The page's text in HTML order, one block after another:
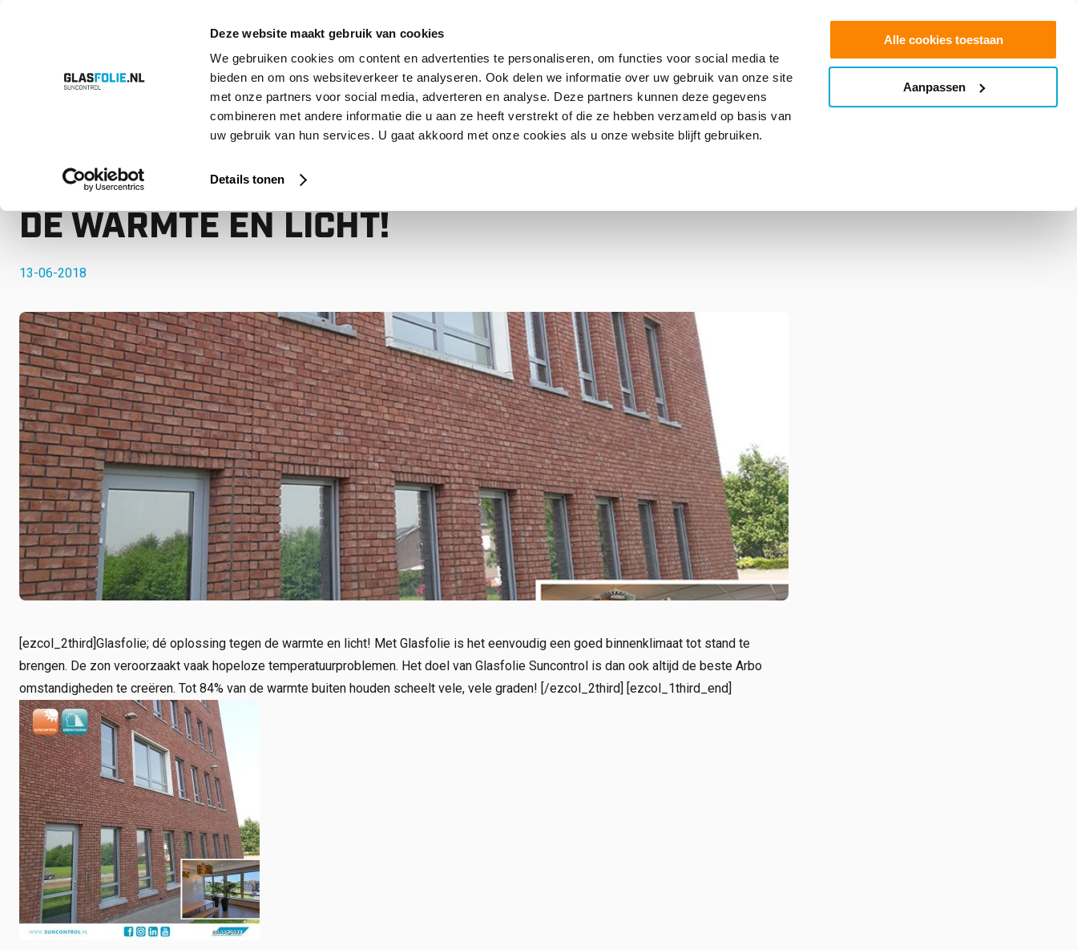
Deze website maakt gebruik van cookies
We gebruiken cookies om content en advertenties te personaliseren, om functies voor social media te
bieden en om ons websiteverkeer te analyseren. Ook delen we informatie over uw gebruik van onze site
met onze partners voor social media, adverteren en analyse. Deze partners kunnen deze gegevens
combineren met andere informatie die u aan ze heeft verstrekt of die ze hebben verzameld op basis van
uw gebruik van hun services. U gaat akkoord met onze cookies als u onze website blijft gebruiken.
Details tonen
Alle cookies toestaan
Aanpassen
Offerte aanvragen
Overslaan
ProductenOplossingen ProjectenReferentiesOver ons ContactFAQ info@glasfolie.nl
GLASFOLIE; DE OPLOSSING TEGEN
DE WARMTE EN LICHT!
13-06-2018
[ezcol_2third]Glasfolie; dé oplossing tegen de warmte en licht! Met Glasfolie is het eenvoudig een goed binnenklimaat tot stand te
brengen. De zon veroorzaakt vaak hopeloze temperatuurproblemen. Het doel van Glasfolie Suncontrol is dan ook altijd de beste Arbo
omstandigheden te creëren. Tot 84% van de warmte buiten houden scheelt vele, vele graden! [/ezcol_2third] [ezcol_1third_end]